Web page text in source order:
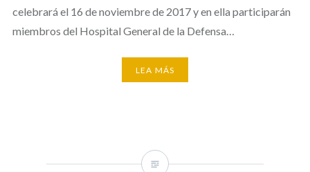
celebrará el 16 de noviembre de 2017 y en ella participarán
miembros del Hospital General de la Defensa…
LEA MÁS